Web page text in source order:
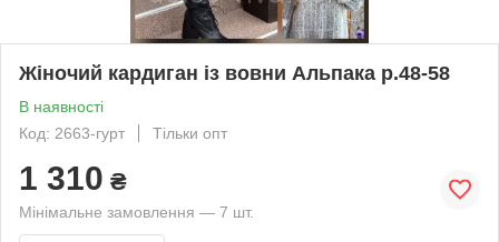
Жіночий кардиган із вовни Альпака р.48-58
В наявності
Код: 2663-гурт
Тільки опт
1 310 ₴
Мінімальне замовлення — 7 шт.